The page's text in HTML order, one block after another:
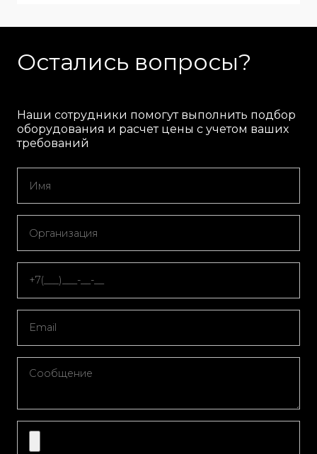
Остались вопросы?
Наши сотрудники помогут выполнить подбор
оборудования и расчет цены с учетом ваших
требований